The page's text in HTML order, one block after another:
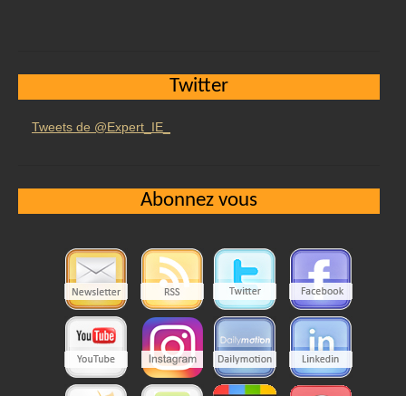
Twitter
Tweets de @Expert_IE_
Abonnez vous